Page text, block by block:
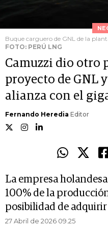
Buque carguero de GNL de la
FOTO: PERÚ LNG
Camuzzi dio otro
proyecto de GNL
alianza con el
Fernando Heredia Editor
La empresa
100% de la
posibilidad de
27 Abril de 2026 09.25